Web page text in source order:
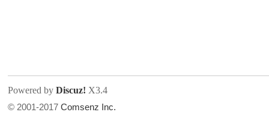
Powered byDiscuz! X3.4
© 2001-2017Comsenz Inc.